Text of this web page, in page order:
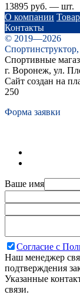
13895 руб. — шт.
О компании
Контакты
© 2019—2026
Спортинструктор,
Спортивные
г. Воронеж, ул.
Сайт создан на
250
Форма заявки
Ваше имя
Согласие с
Наш менеджер
подтверждения
Указанные
связи.